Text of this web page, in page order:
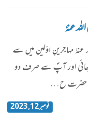
عنہٗ
عنہٗ مہاجرینِ اوّلین میں سے
اور آپؐ سے صرف دو
حضرت ح…
نومبر 12, 2023